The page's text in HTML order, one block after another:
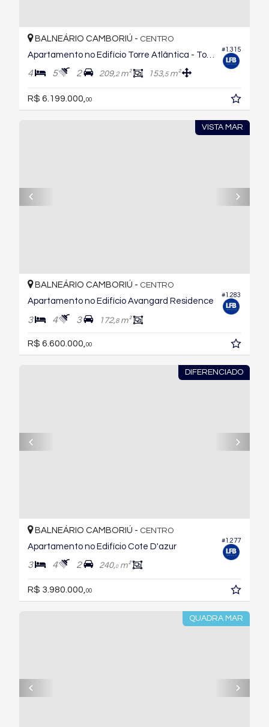
#1.315
BALNEÁRIO CAMBORIÚ - CENTRO
4 5 2 209,2m² 153,5m²
R$ 6.199.000, 00
VISTA MAR
#1.283
BALNEÁRIO CAMBORIÚ - CENTRO
Apartamento no Edifício Avangard Residence
3 4 3 172,8m²
R$ 6.600.000,00
DIFERENCIADO
#1.277
BALNEÁRIO CAMBORIÚ - CENTRO
Apartamento no Edifício Cote D'azur
3 4 2 240,0m²
R$ 3.980.000, 00
QUADRA MAR